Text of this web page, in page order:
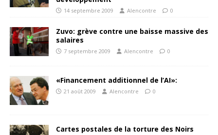
14 septembre 2009 Alencontre 0
Zuvo: grève contre une baisse massive des
salaires
7 septembre 2009 Alencontre 0
«Financement additionnel de l’AI»:
21 août 2009 Alencontre 0
Cartes postales de la torture des Noirs